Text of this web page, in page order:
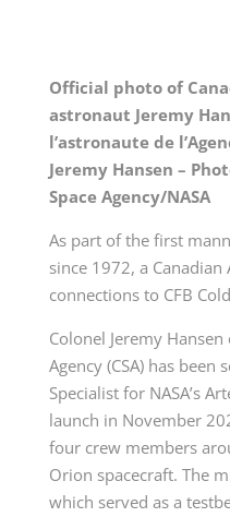
Official photo of
astronaut Jeremy
l’astronaute de
Jeremy Hansen –
Space Agency/NASA
As part of the first
since 1972, a
connections to CFB
Colonel Jeremy
Agency (CSA) has been
Specialist for NASA’s
launch in November
four crew members
Orion spacecraft. The
which served as a